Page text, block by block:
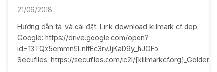
21/06/2018
Hướng dẫn tải và cài đặt: Link download killmark cf dep:
Google: https://drive.google.com/open?
id=13TQx5emmn9LnIfBc3rvJjKaD9y_hJOFo
Secufiles: https://secufiles.com/ic2l/